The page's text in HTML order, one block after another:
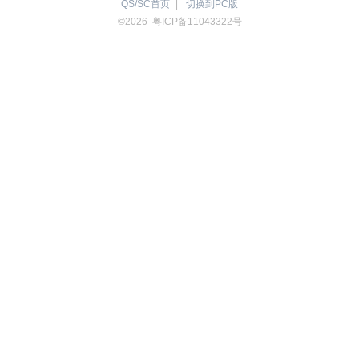
QS/SC首页
切换到PC版
©2026 粤ICP备11043322号